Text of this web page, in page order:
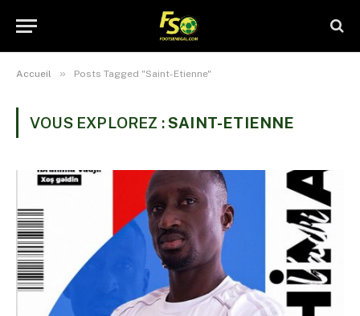
Accueil » Posts Tagged "Saint-Etienne"
VOUS EXPLOREZ :SAINT-ETIENNE